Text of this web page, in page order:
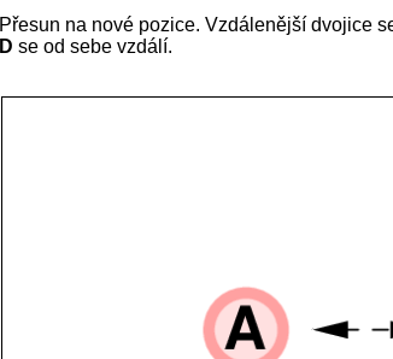
Přesun na nové pozice. Vzdálenější dvojice
D se od sebe vzdálí.